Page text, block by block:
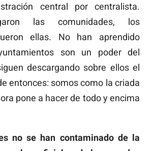
central por centralista.
las comunidades, los
ellas. No han aprendido
son un poder del
descargando sobre ellos el
entonces: somos como la criada
pone a hacer de todo y encima
no se han contaminado de la